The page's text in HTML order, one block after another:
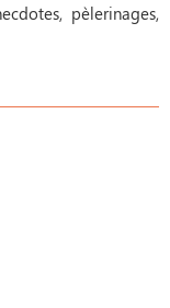
pèlerinages,